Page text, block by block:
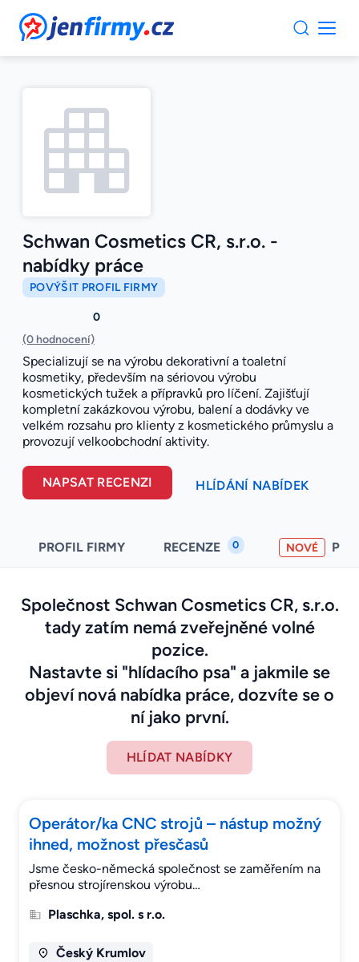
JenFirmy.cz
Schwan Cosmetics CR, s.r.o. -
nabídky práce
POVÝŠIT PROFIL FIRMY
0
(0 hodnocení)
Specializují se na výrobu dekorativní a toaletní
kosmetiky, především na sériovou výrobu
kosmetických tužek a přípravků pro líčení. Zajišťují
kompletní zakázkovou výrobu, balení a dodávky ve
velkém rozsahu pro klienty z kosmetického průmyslu a
provozují velkoobchodní aktivity.
NAPSAT RECENZI HLÍDÁNÍ NABÍDEK
PROFIL FIRMY RECENZE 0 NOVÉ
Společnost Schwan Cosmetics CR, s.r.o.
tady zatím nemá zveřejněné volné
pozice.
Nastavte si "hlídacího psa" a jakmile se
objeví nová nabídka práce, dozvíte se o
ní jako první.
HLÍDAT NABÍDKY
Operátor/ka CNC strojů – nástup možný
ihned, možnost přesčasů
Jsme česko-německá společnost se zaměřením na
přesnou strojírenskou výrobu…
Plaschka, spol. s r.o.
Český Krumlov